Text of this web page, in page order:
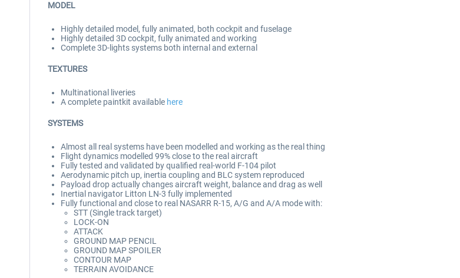
MODEL
Highly detailed model, fully animated, both cockpit and fuselage
Highly detailed 3D cockpit, fully animated and working
Complete 3D-lights systems both internal and external
TEXTURES
Multinational liveries
A complete paintkit available here
SYSTEMS
Almost all real systems have been modelled and working as the real thing
Flight dynamics modelled 99% close to the real aircraft
Fully tested and validated by qualified real-world F-104 pilot
Aerodynamic pitch up, inertia coupling and BLC system reproduced
Payload drop actually changes aircraft weight, balance and drag as well
Inertial navigator Litton LN-3 fully implemented
Fully functional and close to real NASARR R-15, A/G and A/A mode with:
STT (Single track target)
LOCK-ON
ATTACK
GROUND MAP PENCIL
GROUND MAP SPOILER
CONTOUR MAP
TERRAIN AVOIDANCE